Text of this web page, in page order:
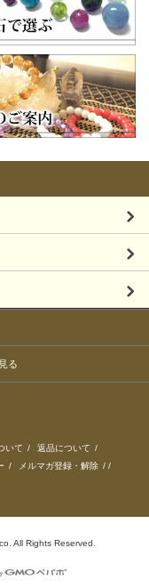
る
いて / 返品について /
/ メルマガ登録・解除 / /
All Rights Reserved.